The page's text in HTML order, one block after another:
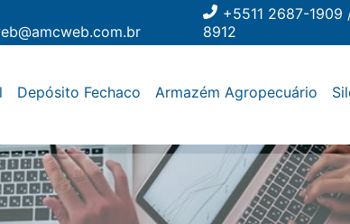
+5511 2687-
8912
Depósito Fechaco Armazém Agropecuário